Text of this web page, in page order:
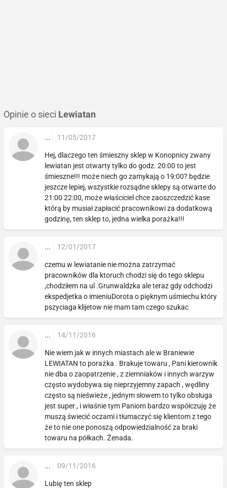
Opinie o sieci Lewiatan
... 11/05/2017
Hej, dlaczego ten śmieszny sklep w Konopnicy zwany
lewiatan jest otwarty tylko do godz. 20:00 to jest
śmieszne!!! może niech go zamykają o 19:00? będzie
jeszcze lepiej, wszystkie rozsądne sklepy są otwarte do
21:00 22:00, może właściciel chce zaoszczedzić kase
którą by musiał zapłacić pracownikowi za dodatkową
godzinę, ten sklep to, jedna wielka porażka!!!
... 12/01/2017
czemu w lewiatanie nie można zatrzymać
pracowników dla ktoruch chodzi się do tego sklepu
,chodziłem na ul .Grunwaldzka ale teraz gdy odchodzi
ekspedjetka o imieniuDorota o pięknym uśmiechu który
pszyciaga klijetow nie mam tam czego szukac
... 14/11/2016
Nie wiem jak w innych miastach ale w Braniewie
LEWIATAN to porażka . Brakuje towaru , Pani kierownik
nie dba o zaopatrzenie , z ziemniaków i innych warzyw
często wydobywa się nieprzyjemny zapach , wędliny
często są nieświeże , jednym słowem to tylko obsługa
jest super , i właśnie tym Paniom bardzo współczuję że
muszą świecić oczami i tłumaczyć się klientom z tego
że to nie one ponoszą odpowiedzialność za braki
towaru na półkach. Żenada.
... 09/11/2016
Lubię ten sklep